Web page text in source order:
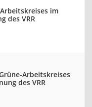
im
des VRR
Arbeitskreises
des VRR